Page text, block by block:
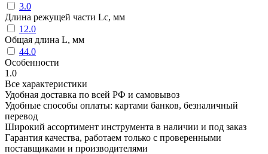
3.0
Длина режущей части Lc, мм
12.0
Общая длина L, мм
44.0
Особенности
1.0
Все характеристики
Удобная доставка по всей РФ и самовывоз
Удобные способы оплаты: картами банков, безналичный
перевод
Широкий ассортимент инструмента в наличии и под заказ
Гарантия качества, работаем только с проверенными
поставщиками и производителями